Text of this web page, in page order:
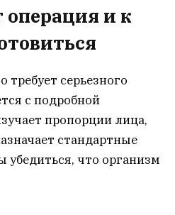
операция и к
серьезного
с подробной
пропорции лица,
стандартные
убедиться, что организм